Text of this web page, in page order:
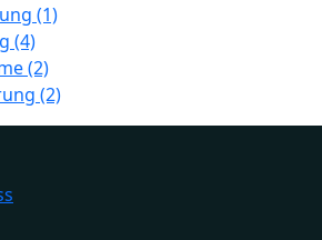
(1)
(4)
(2)
(2)